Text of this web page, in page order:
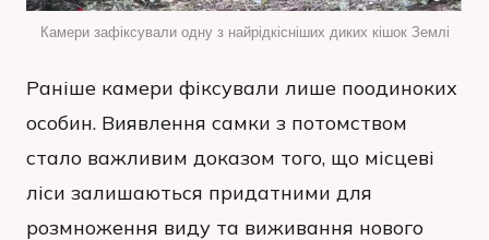
Камери зафіксували одну з найрідкісніших диких кішок Землі
Раніше камери фіксували лише поодиноких
особин. Виявлення самки з потомством
стало важливим доказом того, що місцеві
ліси залишаються придатними для
розмноження виду та виживання нового